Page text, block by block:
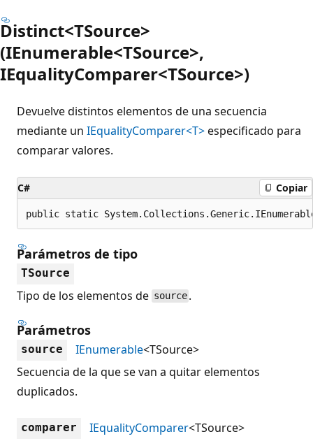
Distinct<TSource>
(IEnumerable<TSource>,
IEqualityComparer<TSource>)
Devuelve distintos elementos de una secuencia
mediante un IEqualityComparer<T>especificado para
comparar valores.
C# Copiar
public static
Parámetros de tipo
TSource
Tipo de los elementos de source .
Parámetros
source IEnumerable<TSource>
Secuencia de la que se van a quitar elementos
duplicados.
comparer IEqualityComparer<TSource>